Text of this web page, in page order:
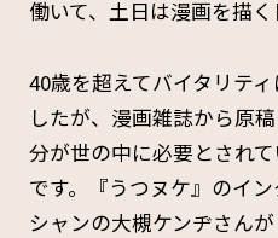
働いて、土日は漫画を描く
40歳を超えてバイタリテ
したが、漫画雑誌から原
分が世の中に必要とされ
です。『うつヌケ』のイ
シャンの大槻ケンヂさん